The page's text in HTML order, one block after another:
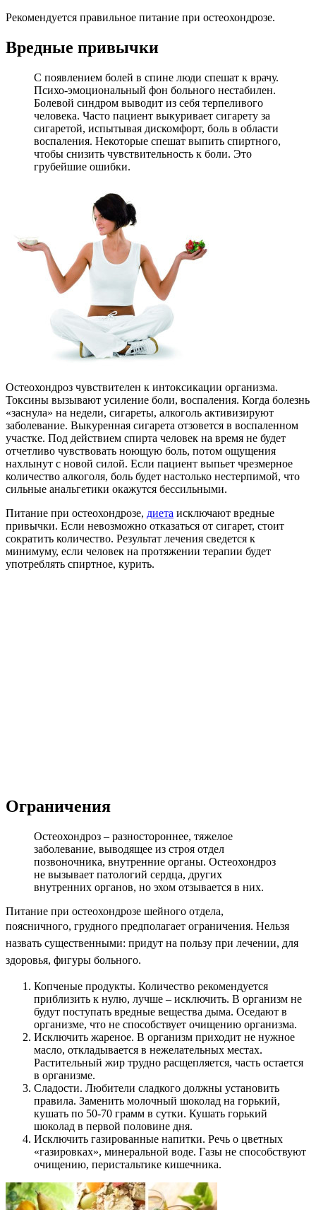
Рекомендуется правильное питание при остеохондрозе.
Вредные привычки
С появлением болей в спине люди спешат к врачу.
Психо-эмоциональный фон больного нестабилен.
Болевой синдром выводит из себя терпеливого
человека. Часто пациент выкуривает сигарету за
сигаретой, испытывая дискомфорт, боль в области
воспаления. Некоторые спешат выпить спиртного,
чтобы снизить чувствительность к боли. Это
грубейшие ошибки.
Остеохондроз чувствителен к интоксикации организма.
Токсины вызывают усиление боли, воспаления. Когда болезнь
«заснула» на недели, сигареты, алкоголь активизируют
заболевание. Выкуренная сигарета отзовется в воспаленном
участке. Под действием спирта человек на время не будет
отчетливо чувствовать ноющую боль, потом ощущения
нахлынут с новой силой. Если пациент выпьет чрезмерное
количество алкоголя, боль будет настолько нестерпимой, что
сильные анальгетики окажутся бессильными.
Питание при остеохондрозе, диета исключают вредные
привычки. Если невозможно отказаться от сигарет, стоит
сократить количество. Результат лечения сведется к
минимуму, если человек на протяжении терапии будет
употреблять спиртное, курить.
Ограничения
Остеохондроз – разностороннее, тяжелое
заболевание, выводящее из строя отдел
позвоночника, внутренние органы. Остеохондроз
не вызывает патологий сердца, других
внутренних органов, но эхом отзывается в них.
Питание при остеохондрозе шейного отдела,
поясничного, грудного предполагает ограничения. Нельзя
назвать существенными: придут на пользу при лечении, для
здоровья, фигуры больного.
Копченые продукты. Количество рекомендуется
приблизить к нулю, лучше – исключить. В организм не
будут поступать вредные вещества дыма. Оседают в
организме, что не способствует очищению организма.
Исключить жареное. В организм приходит не нужное
масло, откладывается в нежелательных местах.
Растительный жир трудно расщепляется, часть остается
в организме.
Сладости. Любители сладкого должны установить
правила. Заменить молочный шоколад на горький,
кушать по 50-70 грамм в сутки. Кушать горький
шоколад в первой половине дня.
Исключить газированные напитки. Речь о цветных
«газировках», минеральной воде. Газы не способствуют
очищению, перистальтике кишечника.